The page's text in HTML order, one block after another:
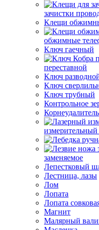
зачистки
Клещи
обжимные
Ключ гаечный
переставной
Ключ
Ключ
Ключ трубный
Контрольное
Корнеудалитель
заменяемое
Лепестковый
Лестница, лазы
Лом
Лопата
Лопата
Магнит
Малярный